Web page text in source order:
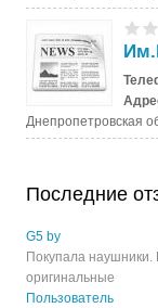
Днепропетровская
Последние
G5 by
Покупала
оригинальные
Пользователь